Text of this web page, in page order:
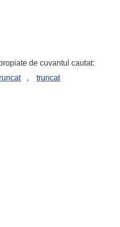
de cuvantul cautat:
, truncat